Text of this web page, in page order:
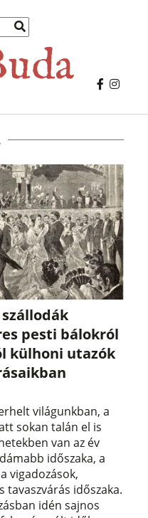
pesti bálokról
külhoni utazók
világunkban, a
sokan talán el is
van az év
időszaka, a
vigadozások,
tavaszvárás időszaka.
idén sajnos